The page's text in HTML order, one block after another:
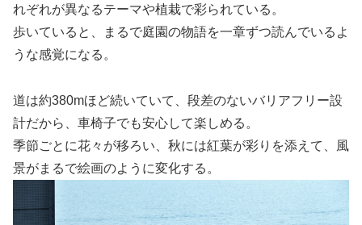
れぞれが異なるテーマや植栽で彩られている。
歩いていると、まるで庭園の物語を一章ずつ読んでいるよ
うな感覚になる。
道は約380mほど続いていて、段差のないバリアフリー設
計だから、車椅子でも安心して楽しめる。
季節ごとに花々が移ろい、秋には紅葉が彩りを添えて、風
景がまるで絵画のように変化する。